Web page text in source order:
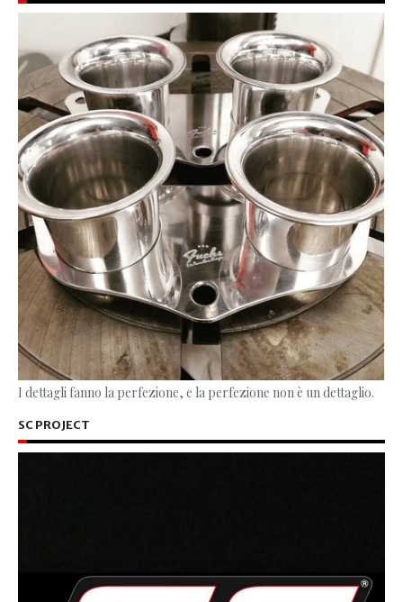
I dettagli fanno la perfezione, e la perfezione non è un dettaglio.
SC PROJECT